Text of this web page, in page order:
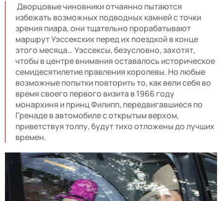
Дворцовые чиновники отчаянно пытаются
избежать возможных подводных камней с точки
зрения пиара, они тщательно прорабатывают
маршрут Уэссекских перед их поездкой в конце
этого месяца… Уэссексы, безусловно, захотят,
чтобы в центре внимания оставалось историческое
семидесятилетие правления королевы. Но любые
возможные попытки повторить то, как вели себя во
время своего первого визита в 1966 году
монархиня и принц Филипп, передвигавшиеся по
Гренаде в автомобиле с открытым верхом,
приветствуя толпу, будут тихо отложены до лучших
времен.